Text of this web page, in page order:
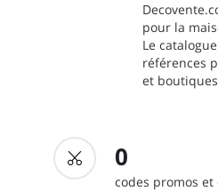
pour la
Le
références
et
0
codes promos et